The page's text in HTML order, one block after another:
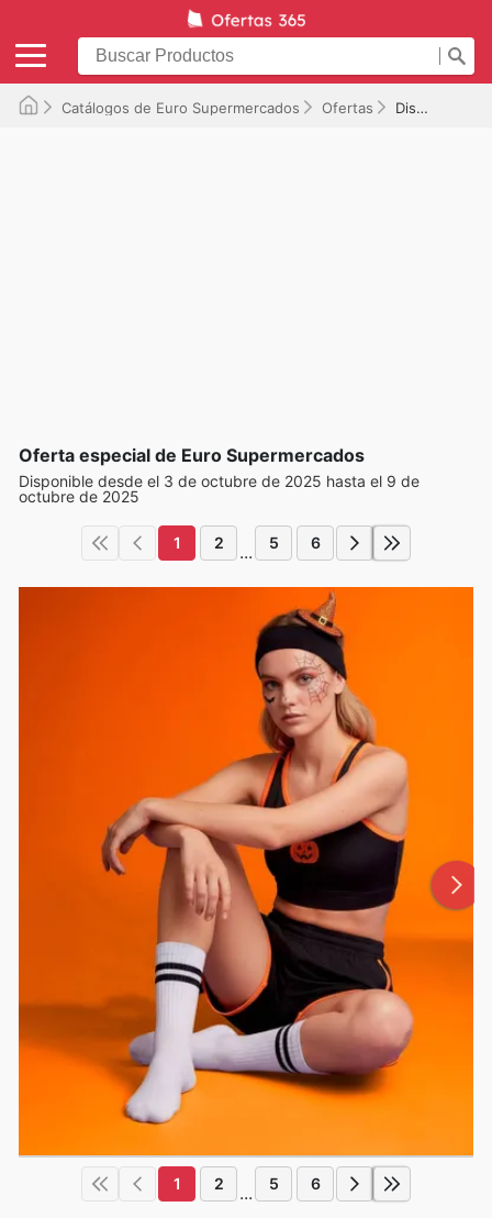
Catálogos de Euro Supermercados Ofertas Disponible hasta el 09/10/2025
Oferta especial de Euro Supermercados
Disponible desde el 3 de octubre de 2025 hasta el 9 de
octubre de 2025
1 2 ... 5 6
1 2 ... 5 6